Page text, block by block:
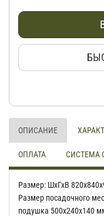
ОПИСАНИЕ
ОПЛАТА СИСТЕМА
Размер: ШхГхВ
Размер посадочного
подушка 500х240х140